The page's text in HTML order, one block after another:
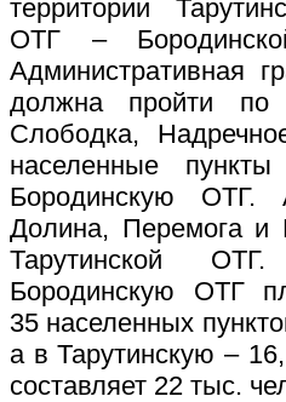
территории
ОТГ –
Административная
должна пройти по
Слободка,
населенные
Бородинскую
Долина, Перемога и
Тарутинской
Бородинскую ОТГ
35 населенных
а в Тарутинскую –
составляет 22 тыс.